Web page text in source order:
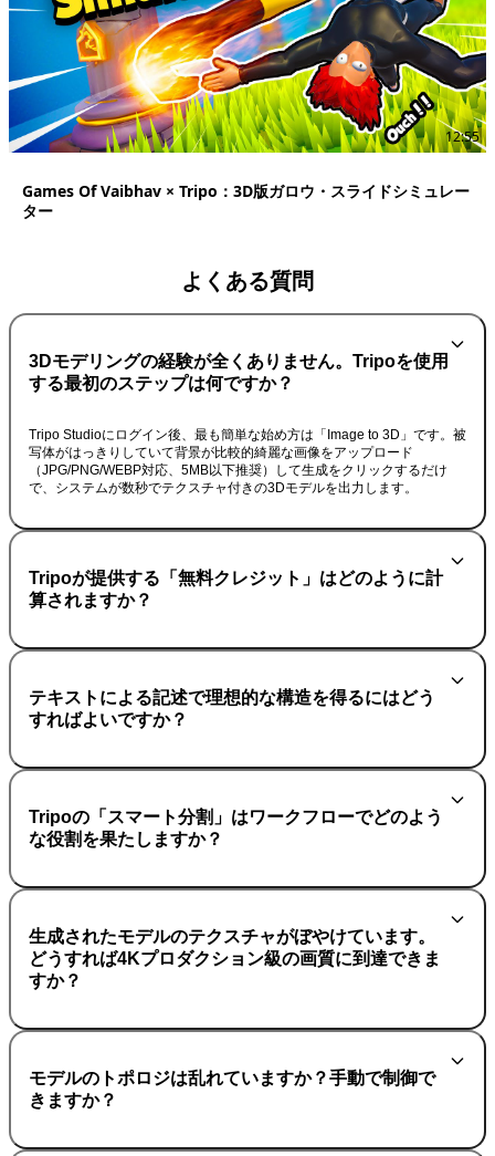
12:55
Games Of Vaibhav × Tripo：3D版ガロウ・スライドシミュレー
ター
よくある質問
3Dモデリングの経験が全くありません。Tripoを使用
する最初のステップは何ですか？
Tripo Studioにログイン後、最も簡単な始め方は「Image to 3D」です。被
写体がはっきりしていて背景が比較的綺麗な画像をアップロード
（JPG/PNG/WEBP対応、5MB以下推奨）して生成をクリックするだけ
で、システムが数秒でテクスチャ付きの3Dモデルを出力します。
Tripoが提供する「無料クレジット」はどのように計
算されますか？
テキストによる記述で理想的な構造を得るにはどう
すればよいですか？
Tripoの「スマート分割」はワークフローでどのよう
な役割を果たしますか？
生成されたモデルのテクスチャがぼやけています。
どうすれば4Kプロダクション級の画質に到達できま
すか？
モデルのトポロジは乱れていますか？手動で制御で
きますか？